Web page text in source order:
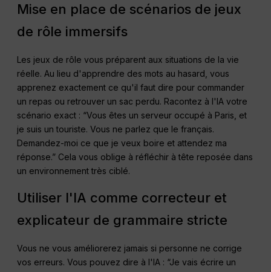
Mise en place de scénarios de jeux
de rôle immersifs
Les jeux de rôle vous préparent aux situations de la vie
réelle. Au lieu d'apprendre des mots au hasard, vous
apprenez exactement ce qu'il faut dire pour commander
un repas ou retrouver un sac perdu. Racontez à l'IA votre
scénario exact : “Vous êtes un serveur occupé à Paris, et
je suis un touriste. Vous ne parlez que le français.
Demandez-moi ce que je veux boire et attendez ma
réponse.” Cela vous oblige à réfléchir à tête reposée dans
un environnement très ciblé.
Utiliser l'IA comme correcteur et
explicateur de grammaire stricte
Vous ne vous améliorerez jamais si personne ne corrige
vos erreurs. Vous pouvez dire à l'IA : “Je vais écrire un